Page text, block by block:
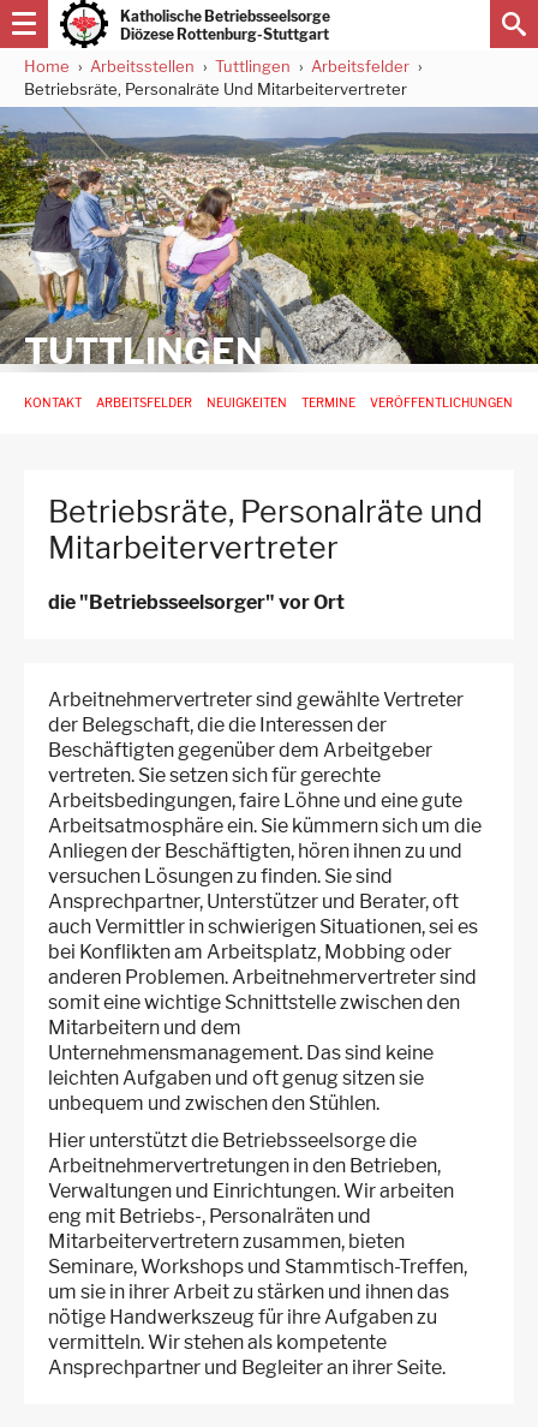
Direkt
zum
Inhalt
Katholische Betriebsseelsorge
Diözese Rottenburg-Stuttgart
Pfadnavigation
Home Arbeitsstellen Tuttlingen
Arbeitsfelder
Betriebsräte, Personalräte Und Mitarbeitervertreter
TUTTLINGEN
Hauptnavigation
KONTAKT ARBEITSFELDER NEUIGKEITEN TERMINE VERÖFFENTLICHUNGEN
Betriebsräte, Personalräte und
Mitarbeitervertreter
die "Betriebsseelsorger" vor Ort
Arbeitnehmervertreter sind gewählte Vertreter
der Belegschaft, die die Interessen der
Beschäftigten gegenüber dem Arbeitgeber
vertreten. Sie setzen sich für gerechte
Arbeitsbedingungen, faire Löhne und eine gute
Arbeitsatmosphäre ein. Sie kümmern sich um die
Anliegen der Beschäftigten, hören ihnen zu und
versuchen Lösungen zu finden. Sie sind
Ansprechpartner, Unterstützer und Berater, oft
auch Vermittler in schwierigen Situationen, sei es
bei Konflikten am Arbeitsplatz, Mobbing oder
anderen Problemen. Arbeitnehmervertreter sind
somit eine wichtige Schnittstelle zwischen den
Mitarbeitern und dem
Unternehmensmanagement. Das sind keine
leichten Aufgaben und oft genug sitzen sie
unbequem und zwischen den Stühlen.
Hier unterstützt die Betriebsseelsorge die
Arbeitnehmervertretungen in den Betrieben,
Verwaltungen und Einrichtungen. Wir arbeiten
eng mit Betriebs-, Personalräten und
Mitarbeitervertretern zusammen, bieten
Seminare, Workshops und Stammtisch-Treffen,
um sie in ihrer Arbeit zu stärken und ihnen das
nötige Handwerkszeug für ihre Aufgaben zu
vermitteln. Wir stehen als kompetente
Ansprechpartner und Begleiter an ihrer Seite.